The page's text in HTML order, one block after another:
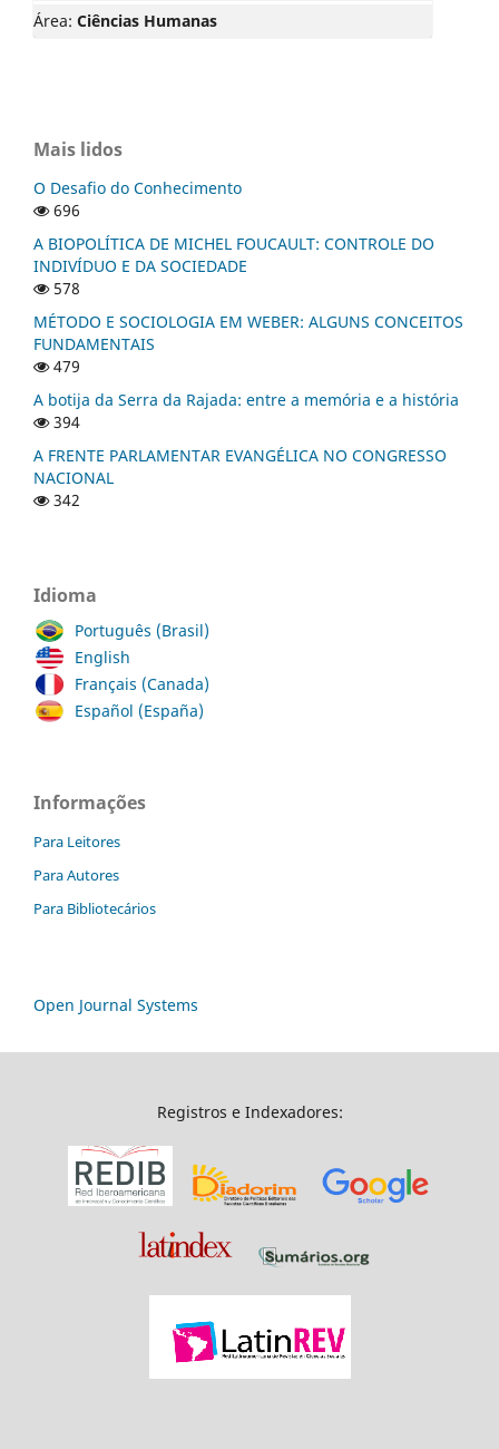
Área: Ciências Humanas
Mais lidos
O Desafio do Conhecimento
696
A BIOPOLÍTICA DE MICHEL FOUCAULT: CONTROLE DO
INDIVÍDUO E DA SOCIEDADE
578
MÉTODO E SOCIOLOGIA EM WEBER: ALGUNS CONCEITOS
FUNDAMENTAIS
479
A botija da Serra da Rajada: entre a memória e a história
394
A FRENTE PARLAMENTAR EVANGÉLICA NO CONGRESSO
NACIONAL
342
Idioma
Português (Brasil)
English
Français (Canada)
Español (España)
Informações
Para Leitores
Para Autores
Para Bibliotecários
Open Journal Systems
Registros e Indexadores: